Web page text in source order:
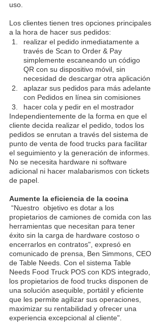
uso.
Los clientes tienen tres opciones principales
a la hora de hacer sus pedidos:
realizar el pedido inmediatamente a
través de Scan to Order & Pay
simplemente escaneando un código
QR con su dispositivo móvil, sin
necesidad de descargar otra aplicación
aplazar sus pedidos para más adelante
con Pedidos en línea sin comisiones
hacer cola y pedir en el mostrador
Independientemente de la forma en que el
cliente decida realizar el pedido, todos los
pedidos se enrutan a través del sistema de
punto de venta de food trucks para facilitar
el seguimiento y la generación de informes.
No se necesita hardware ni software
adicional ni hacer malabarismos con tickets
de papel.
Aumente la eficiencia de la cocina
propietarios de camiones de comida con las
herramientas que necesitan para tener
éxito sin la carga de hardware costoso o
encerrarlos en contratos", expresó en
comunicado de prensa, Ben Simmons, CEO
de Table Needs. Con el sistema Table
Needs Food Truck POS con KDS integrado,
los propietarios de food trucks disponen de
una solución asequible, portátil y eficiente
que les permite agilizar sus operaciones,
maximizar su rentabilidad y ofrecer una
experiencia excepcional al cliente".